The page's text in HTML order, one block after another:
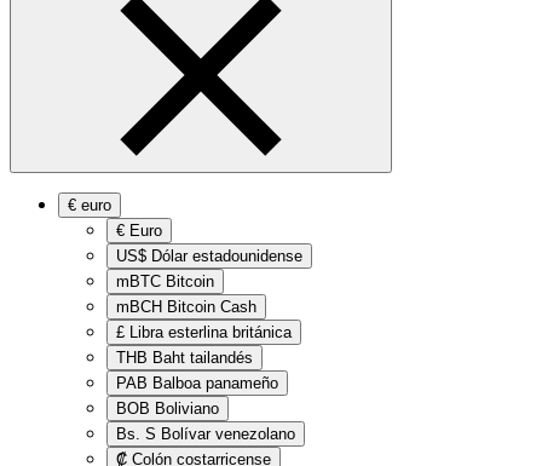
€ euro
€ Euro
US$ Dólar estadounidense
mBTC Bitcoin
mBCH Bitcoin Cash
£ Libra esterlina británica
THB Baht tailandés
PAB Balboa panameño
BOB Boliviano
Bs. S Bolívar venezolano
₡ Colón costarricense